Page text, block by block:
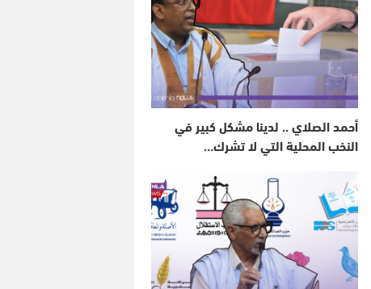
أحمد الصلاي .. لدينا مشكل كبير في
النخب المحلية التي لا تشرك…